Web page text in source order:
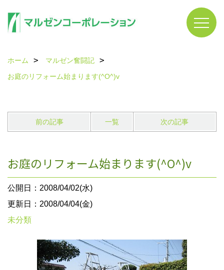
ホーム
マルゼン奮闘記
お庭のリフォーム始まります(^O^)v
前の記事 一覧 次の記事
お庭のリフォーム始まります(^O^)v
公開日：2008/04/02(水)
更新日：2008/04/04(金)
未分類